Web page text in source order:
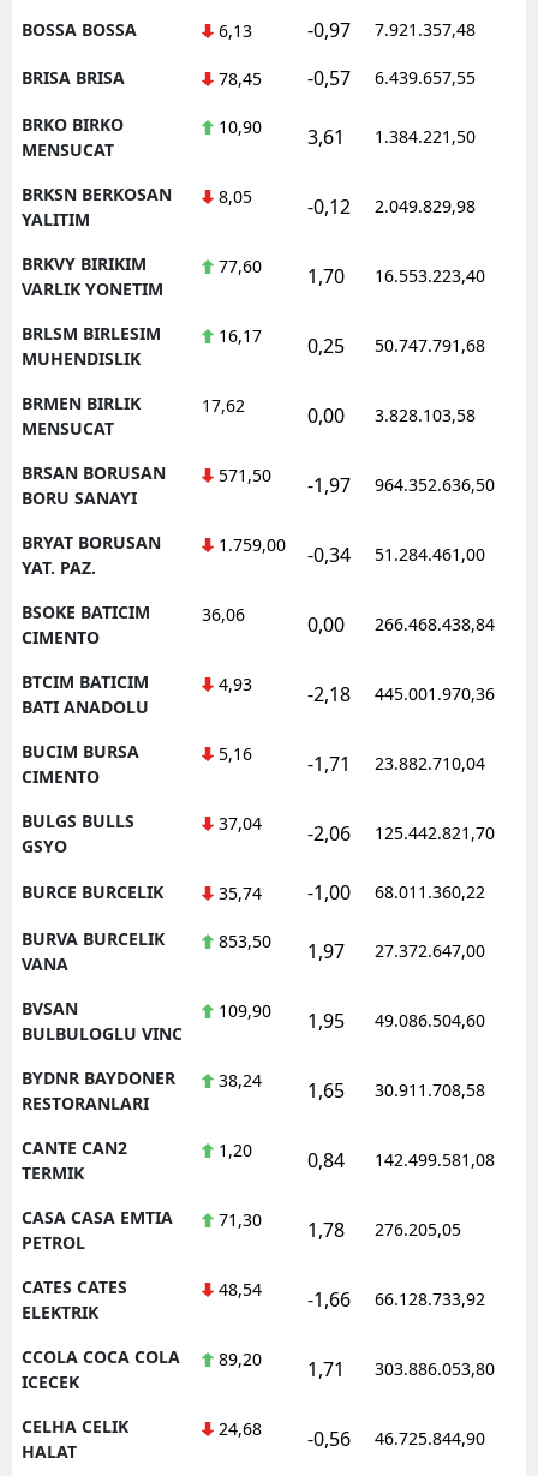
BOSSA BOSSA 6,13 -0,97 7.921.357,48
BRISA BRISA 78,45 -0,57 6.439.657,55
BRKO BIRKO
MENSUCAT
10,90 3,61 1.384.221,50
BRKSN BERKOSAN
YALITIM
8,05 -0,12 2.049.829,98
BRKVY BIRIKIM
VARLIK YONETIM
77,60 1,70 16.553.223,40
BRLSM BIRLESIM
MUHENDISLIK
16,17 0,25 50.747.791,68
BRMEN BIRLIK
MENSUCAT
17,62 0,00 3.828.103,58
BRSAN BORUSAN
BORU SANAYI
571,50 -1,97 964.352.636,50
BRYAT BORUSAN
YAT. PAZ.
1.759,00 -0,34 51.284.461,00
BSOKE BATICIM
CIMENTO
36,06 0,00 266.468.438,84
BTCIM BATICIM
BATI ANADOLU
4,93 -2,18 445.001.970,36
BUCIM BURSA
CIMENTO
5,16 -1,71 23.882.710,04
BULGS BULLS
GSYO
37,04 -2,06 125.442.821,70
BURCE BURCELIK 35,74 -1,00 68.011.360,22
BURVA BURCELIK
VANA
853,50 1,97 27.372.647,00
BVSAN
BULBULOGLU VINC
109,90 1,95 49.086.504,60
BYDNR BAYDONER
RESTORANLARI
38,24 1,65 30.911.708,58
CANTE CAN2
TERMIK
1,20 0,84 142.499.581,08
CASA CASA EMTIA
PETROL
71,30 1,78 276.205,05
CATES CATES
ELEKTRIK
48,54 -1,66 66.128.733,92
CCOLA COCA COLA
ICECEK
89,20 1,71 303.886.053,80
CELHA CELIK
HALAT
24,68 -0,56 46.725.844,90